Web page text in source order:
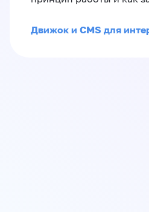
Движок и CMS для